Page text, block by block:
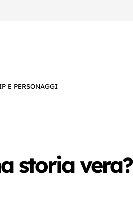
E PERSONAGGI
storia vera?